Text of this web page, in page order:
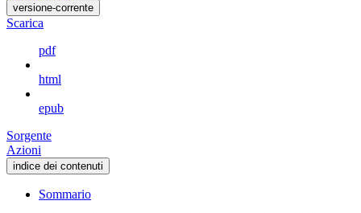
versione-corrente
Scarica
pdf
html
epub
Sorgente
Azioni
indice dei contenuti
Sommario